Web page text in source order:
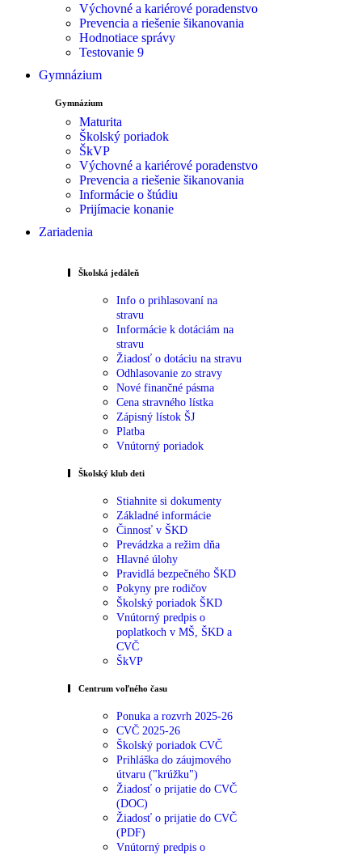
Výchovné a kariérové poradenstvo
Prevencia a riešenie šikanovania
Hodnotiace správy
Testovanie 9
Gymnázium
Gymnázium
Maturita
Školský poriadok
ŠkVP
Výchovné a kariérové poradenstvo
Prevencia a riešenie šikanovania
Informácie o štúdiu
Prijímacie konanie
Zariadenia
Školská jedáleň
Info o prihlasovaní na
stravu
Informácie k dotáciám na
stravu
Žiadosť o dotáciu na stravu
Odhlasovanie zo stravy
Nové finančné pásma
Cena stravného lístka
Zápisný lístok ŠJ
Platba
Vnútorný poriadok
Školský klub deti
Stiahnite si dokumenty
Základné informácie
Činnosť v ŠKD
Prevádzka a režim dňa
Hlavné úlohy
Pravidlá bezpečného ŠKD
Pokyny pre rodičov
Školský poriadok ŠKD
Vnútorný predpis o
poplatkoch v MŠ, ŠKD a
CVČ
ŠkVP
Centrum voľného času
Ponuka a rozvrh 2025-26
CVČ 2025-26
Školský poriadok CVČ
Prihláška do záujmového
útvaru ("krúžku")
Žiadosť o prijatie do CVČ
(DOC)
Žiadosť o prijatie do CVČ
(PDF)
Vnútorný predpis o